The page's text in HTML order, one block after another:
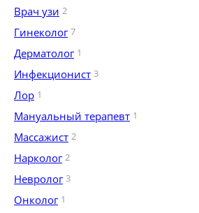
Врач узи 2
Гинеколог 7
Дерматолог 1
Инфекционист 3
Лор 1
Мануальный терапевт 1
Массажист 2
Нарколог 2
Невролог 3
Онколог 1